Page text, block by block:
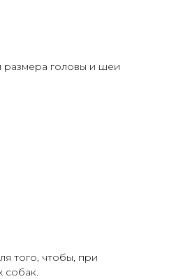
головы и шеи
того, чтобы, при
собак.